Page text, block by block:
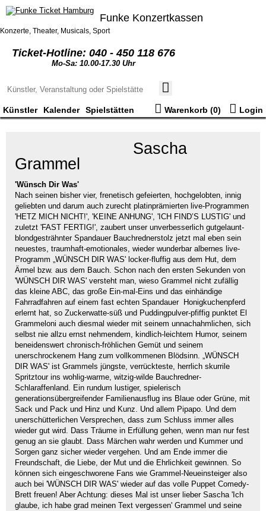
Funke Konzertkassen
Konzerte, Theater, Musicals, Sport
Ticket-Hotline: 040 - 450 118 676
Mo-Sa: 10.00-17.30 Uhr
Künstler Kalender Spielstätten Warenkorb (0) Login
Sascha
Grammel
'Wünsch Dir Was'
Nach seinen bisher vier, frenetisch gefeierten, hochgelobten, innig
geliebten und darum auch zurecht platinprämierten live-Programmen
'HETZ MICH NICHT!', 'KEINE ANHUNG', 'ICH FIND’S LUSTIG' und
zuletzt 'FAST FERTIG!', zaubert unser unverbesserlich gutgelaunt-
blondgesträhnter Spandauer Bauchrednerstolz jetzt mal eben sein
neuestes, traumhaft-emotionales, wieder wunderbar albernes live-
Programm „WÜNSCH DIR WAS' locker-fluffig aus dem Hut, dem
Ärmel bzw. aus dem Bauch. Schon nach den ersten Sekunden von
'WÜNSCH DIR WAS' versteht man, wieso Grammel nicht zufällig
das kleine ABC, das große Ein-mal-Eins und das einhändige
Fahrradfahren auf einem fast echten Spandauer Honigkuchenpferd
erlernt hat, so Zuckerwatte-süß und Puddingpulver-pfiffig punktet El
Grammeloni auch diesmal wieder mit seinem unnachahmlichen, sich
selbst nie allzu ernst nehmendem, kindlich-leichtem Humor, seinem
beneidenswert chronisch-fröhlichen Gemüt und seinem
unerschrockenem Hang zum vollkommenen Blödsinn. „WÜNSCH
DIR WAS' ist Grammels jüngste, verrückteste, herrlich skurrile
Spritztour ins wohlig-warme, witzig-wilde Bauchredner-
Schlaraffenland. Ein rundum lustiger, spielerisch
generationsübergreifender Familienausflug ins Blaue oder Grüne, mit
Sack und Pack und Hinz und Kunz. Und allem Pipapo. Und dem
unerschütterlichen Versprechen, dass zum Schluss immer alles
wieder gut wird. Dass Träume in Erfüllung gehen, wenn man nur fest
genug an sie glaubt. Dass Märchen wahr werden und Kummer und
Sorgen ganz sicher wieder vergehen. Und am Ende immer die
Freundschaft, die Liebe, der Mut und die Ehrlichkeit gewinnen. So
können sich eingeschworene Fans wie Grammel-Neueinsteiger also
auch bei 'WÜNSCH DIR WAS' wieder auf das volle Puppet Comedy-
Brett freuen! Aber Achtung: dieses Mal ist unser lieber Sascha 'Ich
glaube, ich habe grad meinen Text vergessen' Grammel und seine